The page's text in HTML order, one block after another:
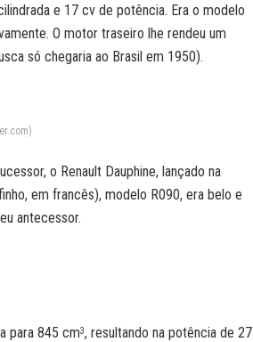
e 17 cv de potência. Era o modelo
O motor traseiro lhe rendeu um
só chegaria ao Brasil em 1950).
o Renault Dauphine, lançado na
em francês), modelo R090, era belo e
antecessor.
para 845 cm3, resultando na potência de 27